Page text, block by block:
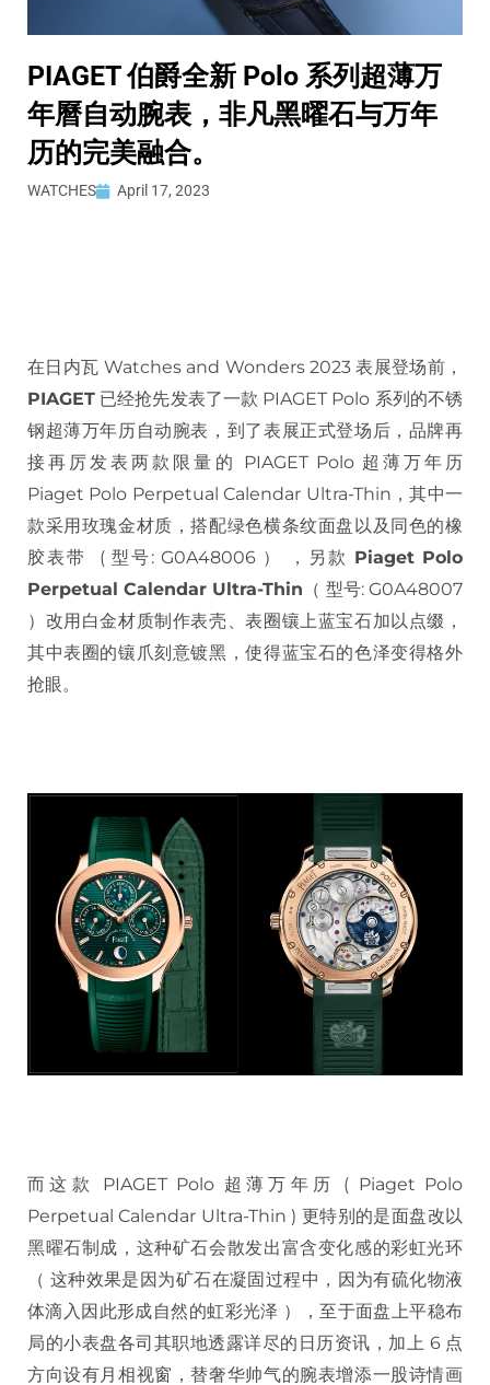
PIAGET 伯爵全新 Polo 系列超薄万
年曆自动腕表，非凡黑曜石与万年
历的完美融合。
WATCHES April 17, 2023
在日内瓦 Watches and Wonders 2023 表展登场前，
PIAGET 已经抢先发表了一款 PIAGET Polo 系列的不锈
钢超薄万年历自动腕表，到了表展正式登场后，品牌再
接再厉发表两款限量的 PIAGET Polo 超薄万年历
Piaget Polo Perpetual Calendar Ultra-Thin，其中一
款采用玫瑰金材质，搭配绿色横条纹面盘以及同色的橡
胶表带 ( 型号: G0A48006 ） ，另款 Piaget Polo
Perpetual Calendar Ultra-Thin （ 型号: G0A48007
）改用白金材质制作表壳、表圈镶上蓝宝石加以点缀，
其中表圈的镶爪刻意镀黑，使得蓝宝石的色泽变得格外
抢眼。
而这款 PIAGET Polo 超薄万年历 ( Piaget Polo
Perpetual Calendar Ultra-Thin ) 更特别的是面盘改以
黑曜石制成，这种矿石会散发出富含变化感的彩虹光环
（ 这种效果是因为矿石在凝固过程中，因为有硫化物液
体滴入因此形成自然的虹彩光泽 ），至于面盘上平稳布
局的小表盘各司其职地透露详尽的日历资讯，加上 6 点
方向设有月相视窗，替奢华帅气的腕表增添一股诗情画